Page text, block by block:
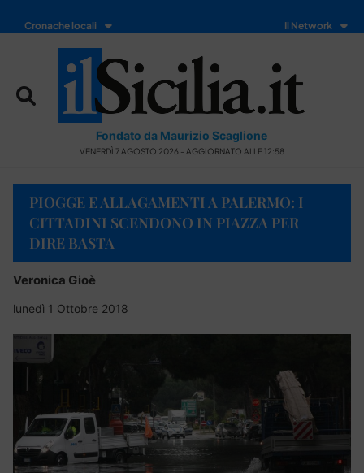
Cronache locali Il Network
Fondato da Maurizio Scaglione
VENERDÌ 7 AGOSTO 2026 - AGGIORNATO ALLE 12:58
PIOGGE E ALLAGAMENTI A PALERMO: I
CITTADINI SCENDONO IN PIAZZA PER
DIRE BASTA
Veronica Gioè
lunedì 1 Ottobre 2018